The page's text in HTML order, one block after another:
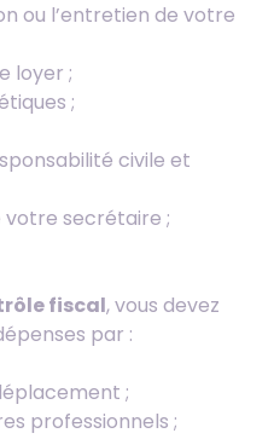
ou l’entretien de votre
loyer ;
;
civile et
votre secrétaire ;
fiscal, vous devez
par :
;
professionnels ;